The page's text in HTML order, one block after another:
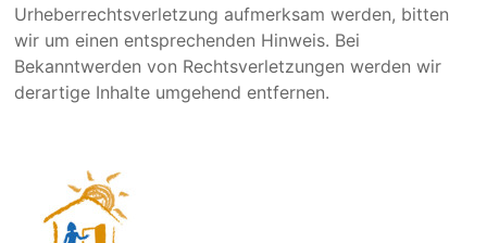
Urheberrechtsverletzung aufmerksam werden, bitten
wir um einen entsprechenden Hinweis. Bei
Bekanntwerden von Rechtsverletzungen werden wir
derartige Inhalte umgehend entfernen.